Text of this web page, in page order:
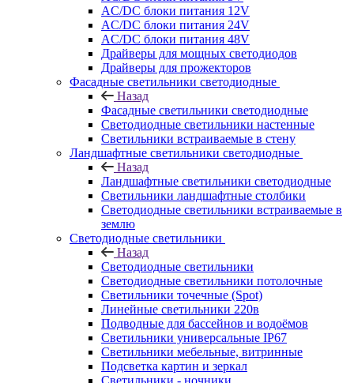
AC/DC блоки питания 12V
AC/DC блоки питания 24V
AC/DC блоки питания 48V
Драйверы для мощных светодиодов
Драйверы для прожекторов
Фасадные светильники светодиодные
Назад
Фасадные светильники светодиодные
Светодиодные светильники настенные
Светильники встраиваемые в стену
Ландшафтные светильники светодиодные
Назад
Ландшафтные светильники светодиодные
Светильники ландшафтные столбики
Светодиодные светильники встраиваемые в
землю
Светодиодные светильники
Назад
Светодиодные светильники
Светодиодные светильники потолочные
Светильники точечные (Spot)
Линейные светильники 220в
Подводные для бассейнов и водоёмов
Светильники универсальные IP67
Светильники мебельные, витринные
Подсветка картин и зеркал
Светильники - ночники